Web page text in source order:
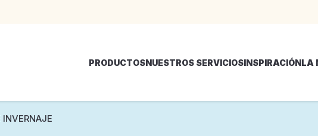
PRODUCTOSNUESTROS SERVICIOSINSPIRACIÓNLA
INVERNAJE